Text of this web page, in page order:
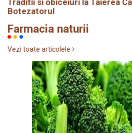
Traditii si obiceiuri la Taierea
Botezatorul
Farmacia naturii
Vezi toate articolele